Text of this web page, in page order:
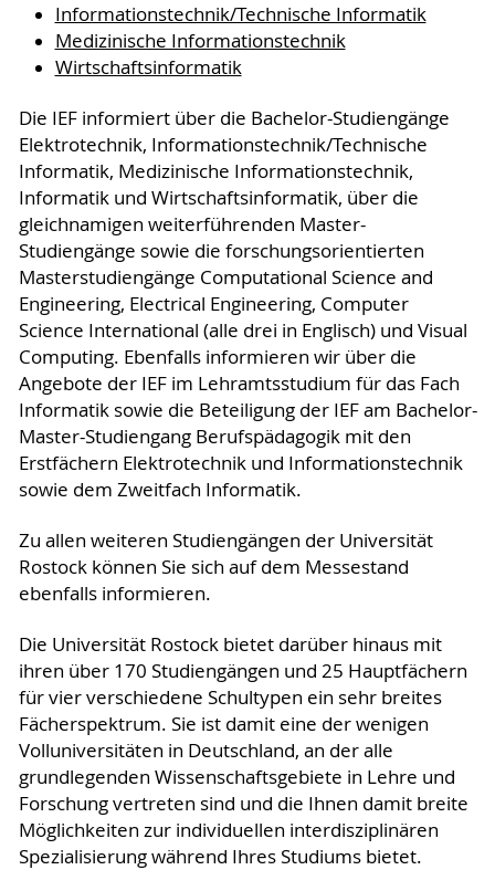
Informationstechnik/Technische Informatik
Medizinische Informationstechnik
Wirtschaftsinformatik
Die IEF informiert über die Bachelor-Studiengänge
Elektrotechnik, Informationstechnik/Technische
Informatik, Medizinische Informationstechnik,
Informatik und Wirtschaftsinformatik, über die
gleichnamigen weiterführenden Master-
Studiengänge sowie die forschungsorientierten
Masterstudiengänge Computational Science and
Engineering, Electrical Engineering, Computer
Science International (alle drei in Englisch) und Visual
Computing. Ebenfalls informieren wir über die
Angebote der IEF im Lehramtsstudium für das Fach
Informatik sowie die Beteiligung der IEF am Bachelor-
Master-Studiengang Berufspädagogik mit den
Erstfächern Elektrotechnik und Informationstechnik
sowie dem Zweitfach Informatik.
Zu allen weiteren Studiengängen der Universität
Rostock können Sie sich auf dem Messestand
ebenfalls informieren.
Die Universität Rostock bietet darüber hinaus mit
ihren über 170 Studiengängen und 25 Hauptfächern
für vier verschiedene Schultypen ein sehr breites
Fächerspektrum. Sie ist damit eine der wenigen
Volluniversitäten in Deutschland, an der alle
grundlegenden Wissenschaftsgebiete in Lehre und
Forschung vertreten sind und die Ihnen damit breite
Möglichkeiten zur individuellen interdisziplinären
Spezialisierung während Ihres Studiums bietet.